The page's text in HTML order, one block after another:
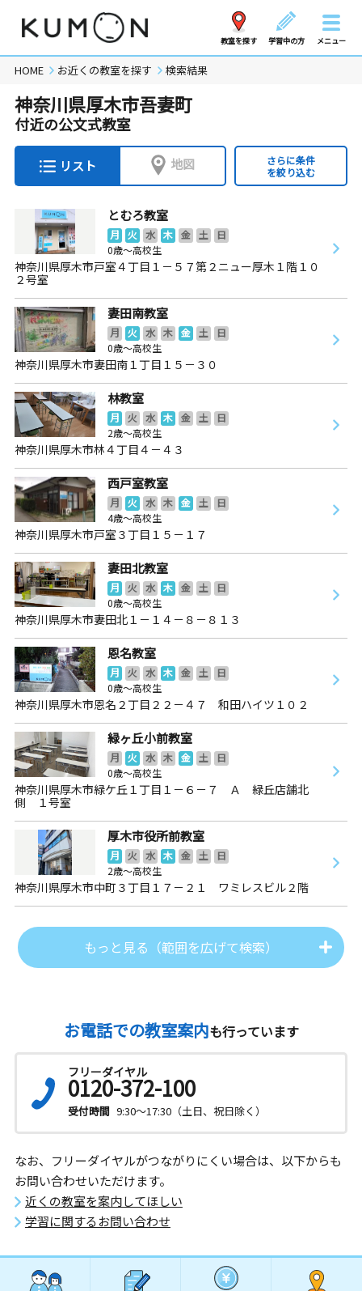
教室を探す 学習中の方 メニュー
HOME お近くの教室を探す 検索結果
神奈川県厚木市吾妻町
付近の公文式教室
リスト 地図
さらに条件
を絞り込む
とむろ教室
月 火 水 木 金 土
日
0歳～高校生
神奈川県厚木市戸室４丁目１－５７第２ニュー厚木１階１０
２号室
妻田南教室
月 火 水 木 金 土
日
0歳～高校生
神奈川県厚木市妻田南１丁目１５－３０
林教室
月 火 水 木 金 土
日
2歳～高校生
神奈川県厚木市林４丁目４－４３
西戸室教室
月 火 水 木 金 土
日
4歳～高校生
神奈川県厚木市戸室３丁目１５－１７
妻田北教室
月 火 水 木 金 土
日
0歳～高校生
神奈川県厚木市妻田北１－１４－８－８１３
恩名教室
月 火 水 木 金 土
日
0歳～高校生
神奈川県厚木市恩名２丁目２２－４７ 和田ハイツ１０２
緑ヶ丘小前教室
月 火 水 木 金 土
日
0歳～高校生
神奈川県厚木市緑ケ丘１丁目１－６－７ Ａ 緑丘店舗北
側 １号室
厚木市役所前教室
月 火 水 木 金 土
日
2歳～高校生
神奈川県厚木市中町３丁目１７－２１ ワミレスビル２階
もっと見る（範囲を広げて検索）
お電話での教室案内も行っています
フリーダイヤル
0120-372-100
受付時間 9:30～17:30（土日、祝日除く）
なお、フリーダイヤルがつながりにくい場合は、以下からも
お問い合わせいただけます。
近くの教室を案内してほしい
学習に関するお問い合わせ